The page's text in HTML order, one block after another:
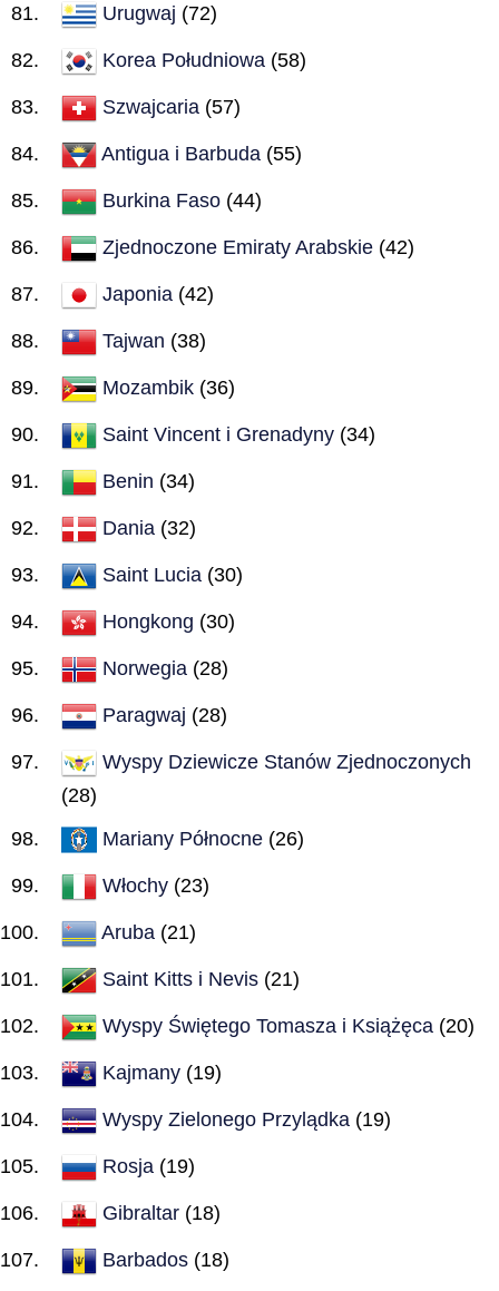
Urugwaj (72)
Korea Południowa (58)
Szwajcaria (57)
Antigua i Barbuda (55)
Burkina Faso (44)
Zjednoczone Emiraty Arabskie (42)
Japonia (42)
Tajwan (38)
Mozambik (36)
Saint Vincent i Grenadyny (34)
Benin (34)
Dania (32)
Saint Lucia (30)
Hongkong (30)
Norwegia (28)
Paragwaj (28)
Wyspy Dziewicze Stanów Zjednoczonych
(28)
Mariany Północne (26)
Włochy (23)
Aruba (21)
Saint Kitts i Nevis (21)
Wyspy Świętego Tomasza i Książęca (20)
Kajmany (19)
Wyspy Zielonego Przylądka (19)
Rosja (19)
Gibraltar (18)
Barbados (18)